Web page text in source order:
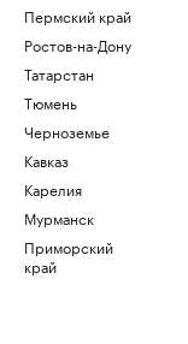
Пермский край
Ростов-на-Дону
Татарстан
Тюмень
Черноземье
Кавказ
Карелия
Мурманск
Приморский
край